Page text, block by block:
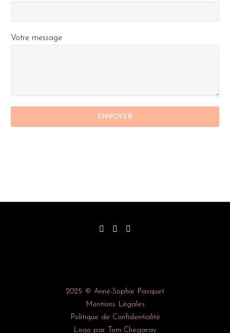
Votre message
2025 © Anne-Sophie Pasquet
Mentions Légales
Politique de Confidentialité
Logo par Tom Chegaray